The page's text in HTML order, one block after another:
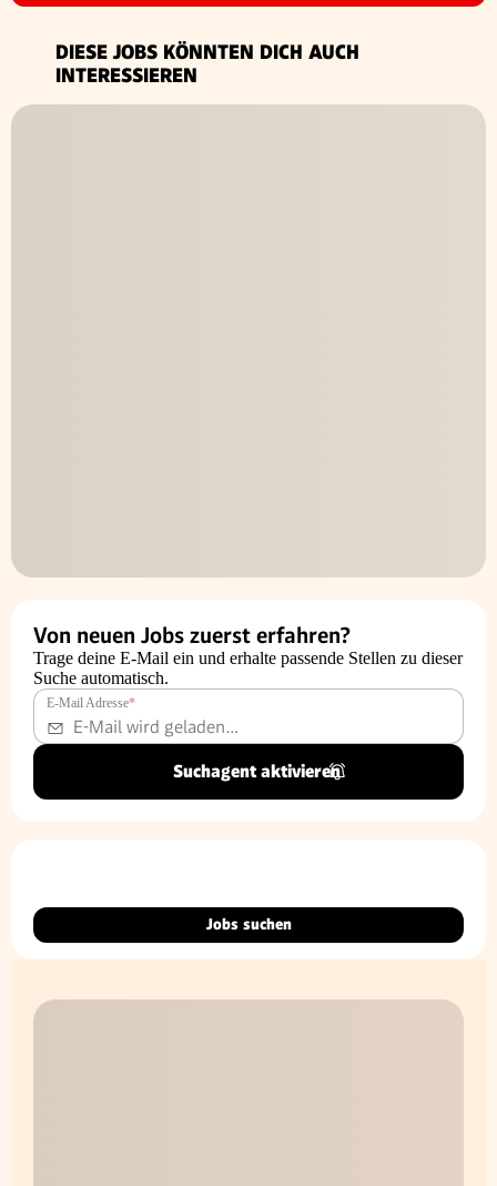
DIESE JOBS KÖNNTEN DICH AUCH
INTERESSIEREN
Von neuen Jobs zuerst erfahren?
Trage deine E-Mail ein und erhalte passende Stellen zu dieser
Suche automatisch.
E-Mail Adresse*
Suchagent aktivieren
Jobs suchen